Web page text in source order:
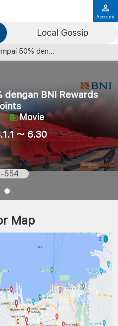
Local Gossip
Account
BNI Rewards Points
dengan BNI Rewards
Movie
～ 6.30
554
Map